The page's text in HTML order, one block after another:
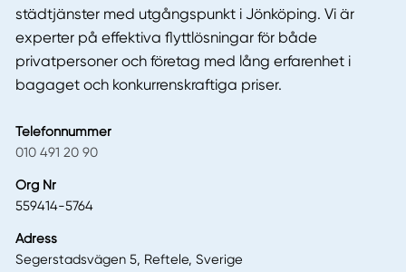
städtjänster med utgångspunkt i Jönköping. Vi är
experter på effektiva flyttlösningar för både
privatpersoner och företag med lång erfarenhet i
bagaget och konkurrenskraftiga priser.
Telefonnummer
010 491 20 90
Org Nr
559414-5764
Adress
Segerstadsvägen 5, Reftele, Sverige